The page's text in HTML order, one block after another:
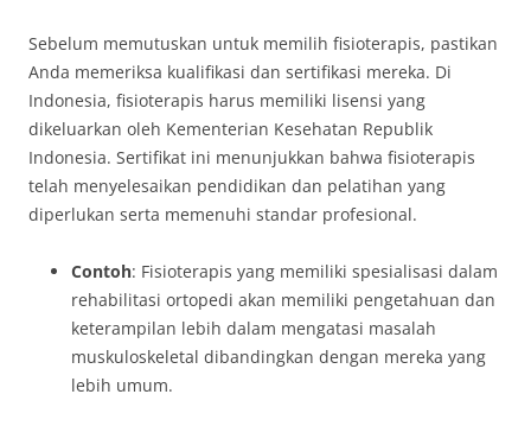
Sebelum memutuskan untuk memilih fisioterapis, pastikan
Anda memeriksa kualifikasi dan sertifikasi mereka. Di
Indonesia, fisioterapis harus memiliki lisensi yang
dikeluarkan oleh Kementerian Kesehatan Republik
Indonesia. Sertifikat ini menunjukkan bahwa fisioterapis
telah menyelesaikan pendidikan dan pelatihan yang
diperlukan serta memenuhi standar profesional.
Contoh: Fisioterapis yang memiliki spesialisasi dalam
rehabilitasi ortopedi akan memiliki pengetahuan dan
keterampilan lebih dalam mengatasi masalah
muskuloskeletal dibandingkan dengan mereka yang
lebih umum.